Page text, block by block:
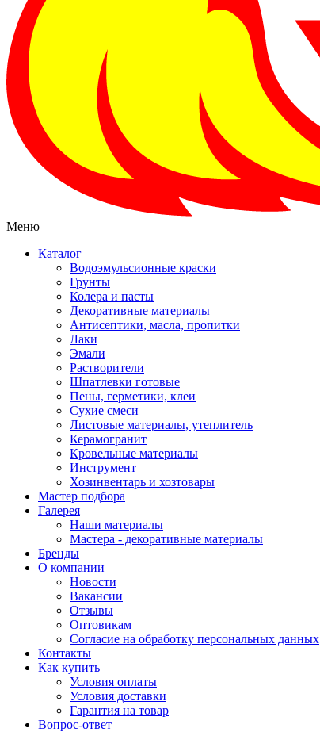
Меню
Каталог
Водоэмульсионные краски
Грунты
Колера и пасты
Декоративные материалы
Антисептики, масла, пропитки
Лаки
Эмали
Растворители
Шпатлевки готовые
Пены, герметики, клеи
Сухие смеси
Листовые материалы, утеплитель
Керамогранит
Кровельные материалы
Инструмент
Хозинвентарь и хозтовары
Мастер подбора
Галерея
Наши материалы
Мастера - декоративные материалы
Бренды
О компании
Новости
Вакансии
Отзывы
Оптовикам
Cогласие на обработку персональных данных
Контакты
Как купить
Условия оплаты
Условия доставки
Гарантия на товар
Вопрос-ответ